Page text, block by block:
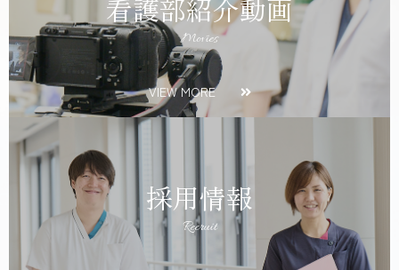
看護部紹介動画
Movies
VIEW MORE
採用情報
Recruit